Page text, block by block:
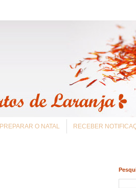
PREPARAR O NATAL RECEBER